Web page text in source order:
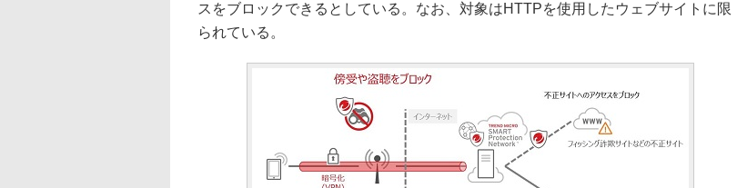
スをブロックできるとしている。なお、対象はHTTPを使用したウェブサイトに限
られている。